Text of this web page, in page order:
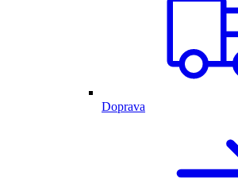
Doprava